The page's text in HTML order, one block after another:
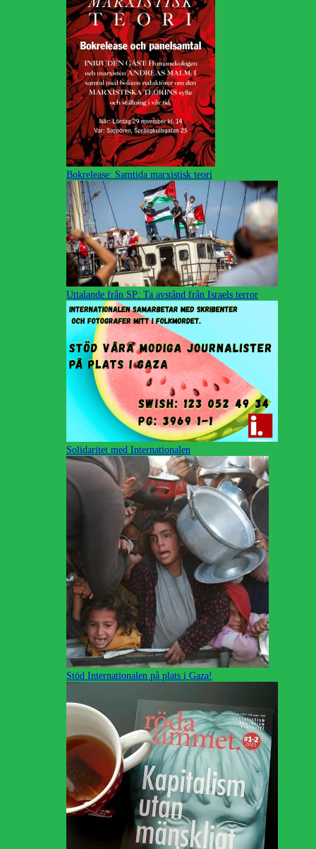
Bokrelease: Samtida marxistisk teori
Uttalande från SP: Ta avstånd från Israels terror
Solidaritet med Internationalen
Stöd Internationalen på plats i Gaza!